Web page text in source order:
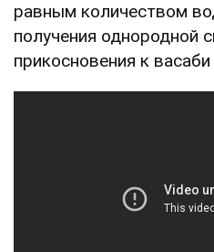
равным количеством
получения однородной
прикосновения к васаби